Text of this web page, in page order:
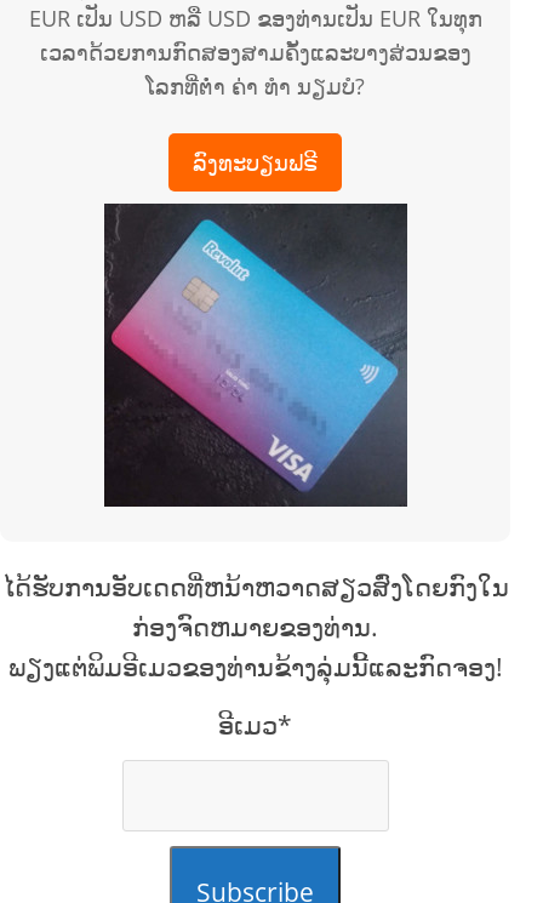
EUR ເປັນ USD ຫລື USD ຂອງທ່ານເປັນ EUR ໃນທຸກ
ເວລາດ້ວຍການກົດສອງສາມຄັ້ງແລະບາງສ່ວນຂອງ
ໂລກທີ່ຕໍ່າ ຄ່າ ທຳ ນຽມບໍ?
ລົງທະບຽນຟຣີ
ໄດ້ຮັບການອັບເດດທີ່ຫນ້າຫວາດສຽວສົ່ງໂດຍກົງໃນ
ກ່ອງຈົດຫມາຍຂອງທ່ານ.
ພຽງແຕ່ພິມອີເມວຂອງທ່ານຂ້າງລຸ່ມນີ້ແລະກົດຈອງ!
ອີເມວ*
Subscribe